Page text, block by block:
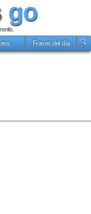
go
.
Frases del día